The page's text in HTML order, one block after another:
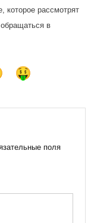
которое рассмотрят
в
поля